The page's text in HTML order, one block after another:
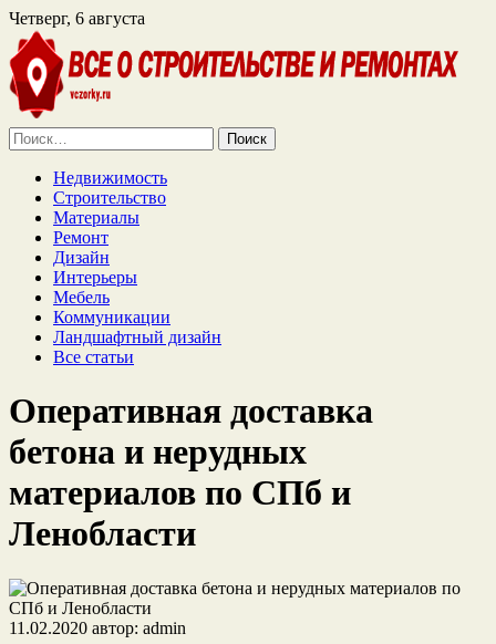
Четверг, 6 августа
Найти:
Недвижимость
Строительство
Материалы
Ремонт
Дизайн
Интерьеры
Мебель
Коммуникации
Ландшафтный дизайн
Все статьи
Оперативная доставка
бетона и нерудных
материалов по СПб и
Ленобласти
11.02.2020 автор: admin